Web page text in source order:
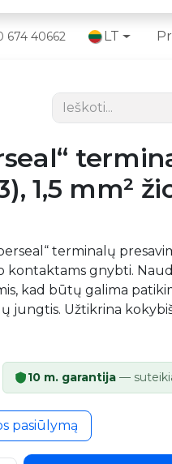
674 40662 LT
1,5 mm²
terminalų
kontaktams gnybti.
kad būtų galima
jungtis. Užtikrina
10 m. garantija—
pasiūlymą